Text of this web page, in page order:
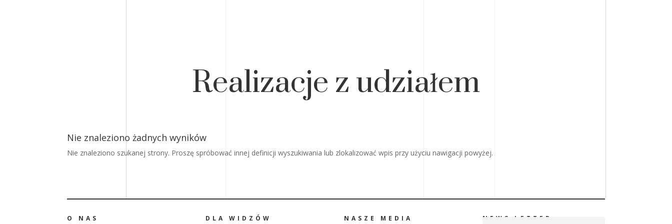
Realizacje z udziałem
Nie znaleziono żadnych wyników
Nie znaleziono szukanej strony. Proszę spróbować innej definicji wyszukiwania lub zlokalizować wpis przy użyciu nawigacji powyżej.
O NAS DLA WIDZÓW NASZE MEDIA NEWS LETTER